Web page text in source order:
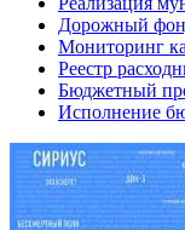
Дорожный
Мониторинг
Реестр
Бюджетный
Исполнение